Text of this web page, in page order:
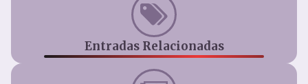
Entradas Relacionadas